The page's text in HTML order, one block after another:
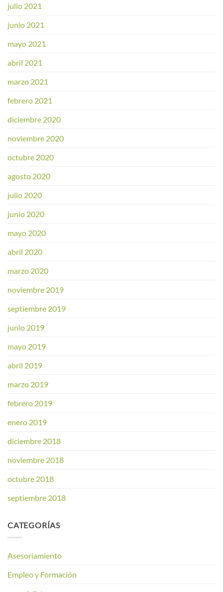
julio 2021
junio 2021
mayo 2021
abril 2021
marzo 2021
febrero 2021
diciembre 2020
noviembre 2020
octubre 2020
agosto 2020
julio 2020
junio 2020
mayo 2020
abril 2020
marzo 2020
noviembre 2019
septiembre 2019
junio 2019
mayo 2019
abril 2019
marzo 2019
febrero 2019
enero 2019
diciembre 2018
noviembre 2018
octubre 2018
septiembre 2018
CATEGORÍAS
Asesoriamiento
Empleo y Formación